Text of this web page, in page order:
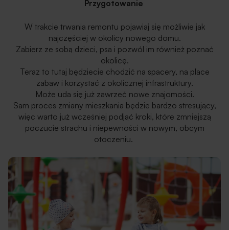
Przygotowanie
W trakcie trwania remontu pojawiaj się możliwie jak
najczęściej w okolicy nowego domu.
Zabierz ze sobą dzieci, psa i pozwól im również poznać
okolicę.
Teraz to tutaj będziecie chodzić na spacery, na place
zabaw i korzystać z okolicznej infrastruktury.
Może uda się już zawrzeć nowe znajomości.
Sam proces zmiany mieszkania będzie bardzo stresujący,
więc warto już wcześniej podjąć kroki, które zmniejszą
poczucie strachu i niepewności w nowym, obcym
otoczeniu.